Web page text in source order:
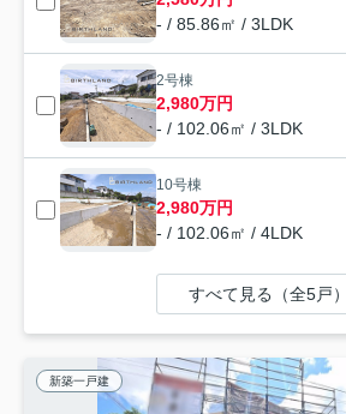
- / 85.86㎡ / 3LDK
2号棟
2,980万円
- / 102.06㎡ / 3LDK
10号棟
2,980万円
- / 102.06㎡ / 4LDK
すべて見る（全5戸）
新築一戸建